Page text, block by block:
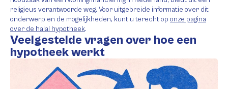
religieus verantwoorde weg. Voor uitgebreide informatie over dit
onderwerp en de mogelijkheden, kunt u terecht op onze pagina
over de halal hypotheek.
Veelgestelde vragen over hoe een
hypotheek werkt